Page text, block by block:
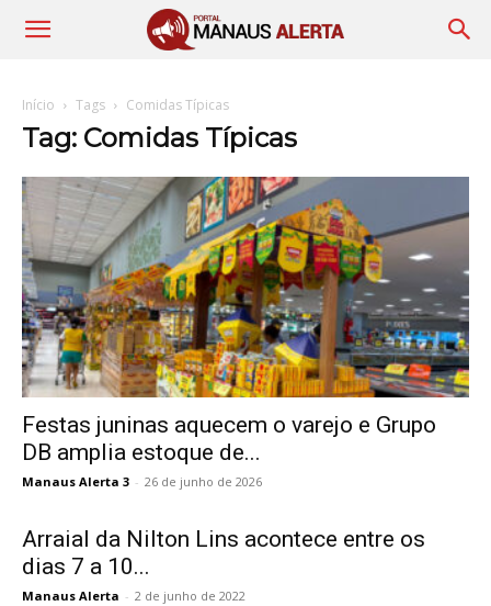
Início Tags Comidas Típicas
Tag: Comidas Típicas
Festas juninas aquecem o varejo e Grupo
DB amplia estoque de...
Manaus Alerta 3 - 26 de junho de 2026
Arraial da Nilton Lins acontece entre os
dias 7 a 10...
Manaus Alerta - 2 de junho de 2022